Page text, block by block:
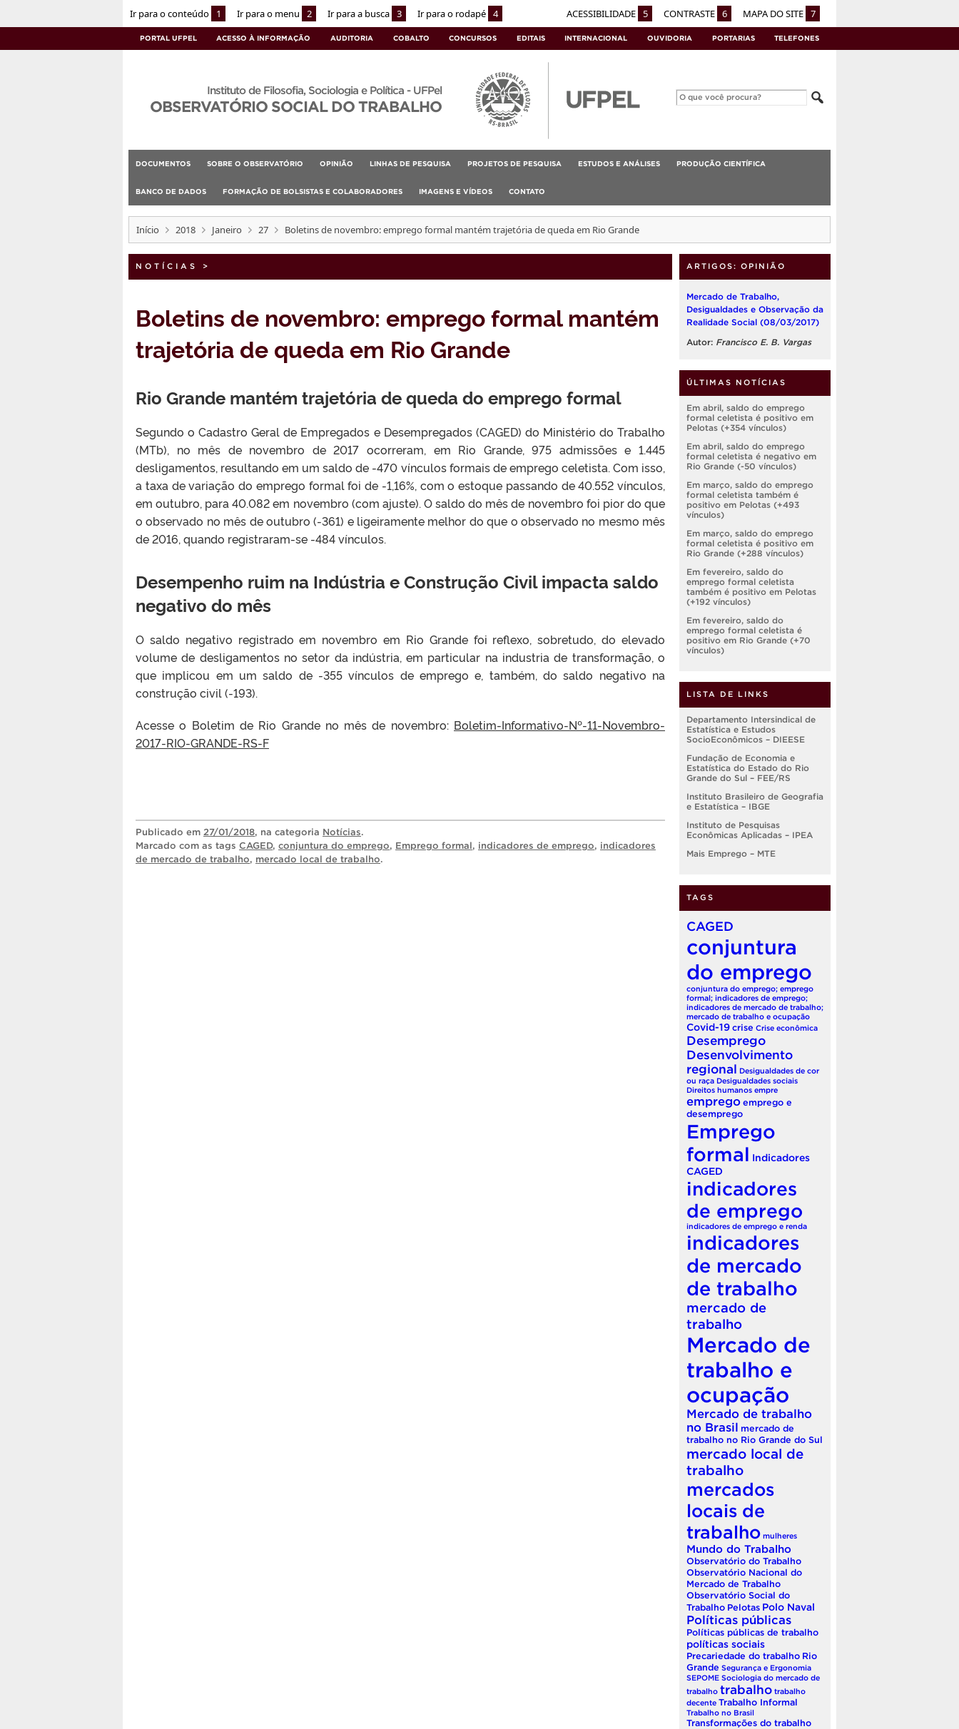
Ir para o conteúdo 1 Ir para o menu 2 Ir para a busca 3 Ir para o rodapé 4 ACESSIBILIDADE 5 CONTRASTE 6 MAPA DO SITE 7
PORTAL UFPEL ACESSO À INFORMAÇÃO AUDITORIA COBALTO CONCURSOS EDITAIS INTERNACIONAL OUVIDORIA PORTARIAS TELEFONES
Instituto de Filosofia, Sociologia e Política - UFPel
OBSERVATÓRIO SOCIAL DO TRABALHO
DOCUMENTOS SOBRE O OBSERVATÓRIO OPINIÃO LINHAS DE PESQUISA PROJETOS DE PESQUISA ESTUDOS E ANÁLISES PRODUÇÃO CIENTÍFICA
BANCO DE DADOS FORMAÇÃO DE BOLSISTAS E COLABORADORES IMAGENS E VÍDEOS CONTATO
Início 2018 Janeiro 27 Boletins de novembro: emprego formal mantém trajetória de queda em Rio Grande
NOTÍCIAS >
Boletins de novembro: emprego formal mantém
trajetória de queda em Rio Grande
Rio Grande mantém trajetória de queda do emprego formal
Segundo o Cadastro Geral de Empregados e Desempregados (CAGED) do Ministério do Trabalho
(MTb), no mês de novembro de 2017 ocorreram, em Rio Grande, 975 admissões e 1.445
desligamentos, resultando em um saldo de -470 vínculos formais de emprego celetista. Com isso,
a taxa de variação do emprego formal foi de -1,16%, com o estoque passando de 40.552 vínculos,
em outubro, para 40.082 em novembro (com ajuste). O saldo do mês de novembro foi pior do que
o observado no mês de outubro (-361) e ligeiramente melhor do que o observado no mesmo mês
de 2016, quando registraram-se -484 vínculos.
Desempenho ruim na Indústria e Construção Civil impacta saldo
negativo do mês
O saldo negativo registrado em novembro em Rio Grande foi reflexo, sobretudo, do elevado
volume de desligamentos no setor da indústria, em particular na industria de transformação, o
que implicou em um saldo de -355 vínculos de emprego e, também, do saldo negativo na
construção civil (-193).
Acesse o Boletim de Rio Grande no mês de novembro: Boletim-Informativo-Nº-11-Novembro-
2017-RIO-GRANDE-RS-F
Publicado em 27/01/2018, na categoria Notícias.
Marcado com as tags CAGED, conjuntura do emprego, Emprego formal, indicadores de emprego, indicadores
de mercado de trabalho, mercado local de trabalho.
ARTIGOS: OPINIÃO
Mercado de Trabalho,
Desigualdades e Observação da
Realidade Social (08/03/2017)
Autor: Francisco E. B. Vargas
ÚLTIMAS NOTÍCIAS
Em abril, saldo do emprego
formal celetista é positivo em
Pelotas (+354 vínculos)
Em abril, saldo do emprego
formal celetista é negativo em
Rio Grande (-50 vínculos)
Em março, saldo do emprego
formal celetista também é
positivo em Pelotas (+493
vínculos)
Em março, saldo do emprego
formal celetista é positivo em
Rio Grande (+288 vínculos)
Em fevereiro, saldo do
emprego formal celetista
também é positivo em Pelotas
(+192 vínculos)
Em fevereiro, saldo do
emprego formal celetista é
positivo em Rio Grande (+70
vínculos)
LISTA DE LINKS
Departamento Intersindical de
Estatística e Estudos
SocioEconômicos – DIEESE
Fundação de Economia e
Estatística do Estado do Rio
Grande do Sul – FEE/RS
Instituto Brasileiro de Geografia
e Estatística – IBGE
Instituto de Pesquisas
Econômicas Aplicadas – IPEA
Mais Emprego – MTE
TAGS
CAGED
conjuntura
do emprego
conjuntura do emprego; emprego
formal; indicadores de emprego;
indicadores de mercado de trabalho;
mercado de trabalho e ocupação
Covid-19 crise Crise econômica
Desemprego
Desenvolvimento
regional Desigualdades de cor
ou raça Desigualdades sociais
Direitos humanos empre
emprego emprego e
desemprego
Emprego
formal Indicadores
CAGED
indicadores
de emprego
indicadores de emprego e renda
indicadores
de mercado
de trabalho
mercado de
trabalho
Mercado de
trabalho e
ocupação
Mercado de trabalho
no Brasil mercado de
trabalho no Rio Grande do Sul
mercado local de
trabalho
mercados
locais de
trabalho mulheres
Mundo do Trabalho
Observatório do Trabalho
Observatório Nacional do
Mercado de Trabalho
Observatório Social do
Trabalho Pelotas Polo Naval
Políticas públicas
Políticas públicas de trabalho
políticas sociais
Precariedade do trabalho Rio
Grande Segurança e Ergonomia
SEPOME Sociologia do mercado de
trabalho trabalho trabalho
decente Trabalho Informal
Trabalho no Brasil
Transformações do trabalho